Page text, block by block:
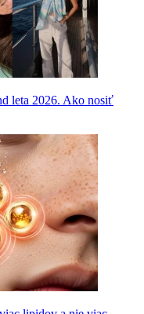
leta 2026. Ako nosiť